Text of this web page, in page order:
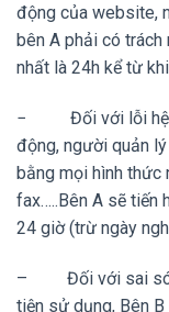
động của website,
bên A phải có trách
nhất là 24h kể từ
− Đối với lỗi hệ
động, người quản
bằng mọi hình thức
fax…..Bên A sẽ tiến
24 giờ (trừ ngày
– Đối với sai sót
tiện sử dụng, Bên